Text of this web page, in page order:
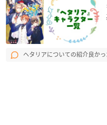
ヘタリアについての紹介良かっ